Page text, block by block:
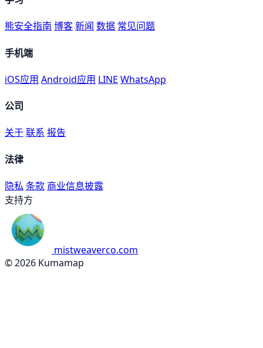
熊安全指南 博客新闻 数据 常见问题
手机端
iOS应用 Android应用 LINE WhatsApp
公司
关于联系 报告
法律
隐私 条款 商业信息披露
支持方
mistweaverco.com
© 2026 Kumamap